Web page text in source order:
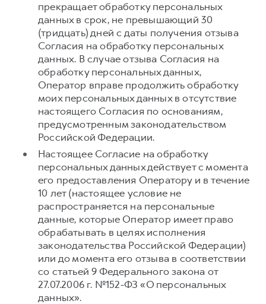
прекращает обработку персональных
данных в срок, не превышающий 30
(тридцать) дней с даты получения отзыва
Согласия на обработку персональных
данных. В случае отзыва Согласия на
обработку персональных данных,
Оператор вправе продолжить обработку
моих персональных данных в отсутствие
настоящего Согласия по основаниям,
предусмотренным законодательством
Российской Федерации.
Настоящее Согласие на обработку
персональных данных действует с момента
его предоставления Оператору и в течение
10 лет (настоящее условие не
распространяется на персональные
данные, которые Оператор имеет право
обрабатывать в целях исполнения
законодательства Российской Федерации)
или до момента его отзыва в соответствии
со статьей 9 Федерального закона от
27.07.2006 г. №152-ФЗ «О персональных
данных».